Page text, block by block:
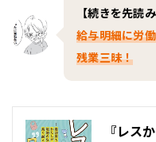
【続きを先読み
給与明細に労
残業三昧！
『レス